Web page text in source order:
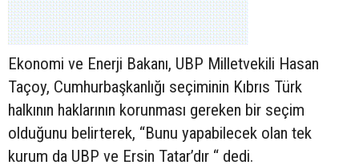
Ekonomi ve Enerji Bakanı, UBP Milletvekili Hasan
Taçoy, Cumhurbaşkanlığı seçiminin Kıbrıs Türk
halkının haklarının korunması gereken bir seçim
olduğunu belirterek, “Bunu yapabilecek olan tek
kurum da UBP ve Ersin Tatar’dır “ dedi.